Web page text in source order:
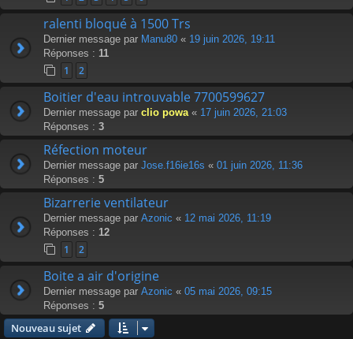
ralenti bloqué à 1500 Trs
Dernier message par Manu80 « 19 juin 2026, 19:11
Réponses : 11
1 2
Boitier d'eau introuvable 7700599627
Dernier message par clio powa « 17 juin 2026, 21:03
Réponses : 3
Réfection moteur
Dernier message par Jose.f16ie16s « 01 juin 2026, 11:36
Réponses : 5
Bizarrerie ventilateur
Dernier message par Azonic « 12 mai 2026, 11:19
Réponses : 12
1 2
Boite a air d'origine
Dernier message par Azonic « 05 mai 2026, 09:15
Réponses : 5
Nouveau sujet